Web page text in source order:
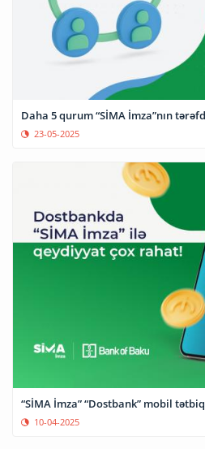
Daha 5 qurum “SİMA İmza”nın
23-05-2025
“SİMA İmza” “Dostbank” mobil
10-04-2025